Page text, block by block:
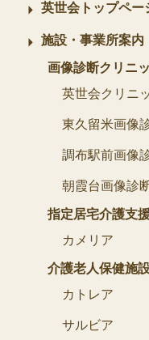
英世会トップペー
施設・事業所案内
画像診断クリニ
英世会クリニ
東久留米画像
調布駅前画像
朝霞台画像診
指定居宅介護支
カメリア
介護老人保健施
カトレア
サルビア